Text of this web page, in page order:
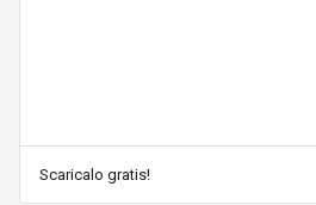
Scaricalo gratis!